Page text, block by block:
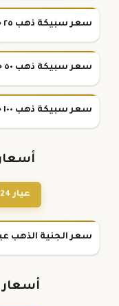
سعر سبيكة ذهب ٢٥ جرام عيار ٢٤
سعر سبيكة ذهب ٥٠ جرام عيار ٢٤
سعر سبيكة ذهب ١٠٠ جرام عيار ٢٤
عيار 24
سعر الجنية الذهب عيار
أسعار